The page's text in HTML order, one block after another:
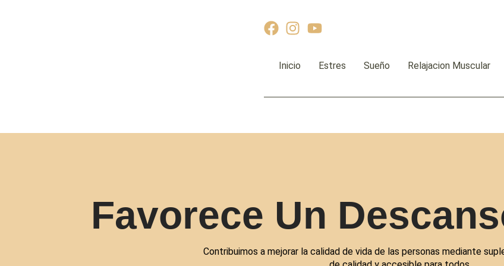
Inicio Estres Sueño Relajacion Muscular
Favorece Un
Contribuimos a mejorar la calidad de vida de las personas mediante